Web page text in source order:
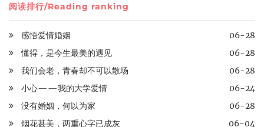
阅读排行/Reading ranking
感悟爱情婚姻
06-28
懂得，是今生最美的遇见
06-28
我们会老，青春却不可以散场
06-28
小心——我的大学爱情
06-24
没有婚姻，何以为家
06-28
烟花甚美，两重心字已成灰
06-04